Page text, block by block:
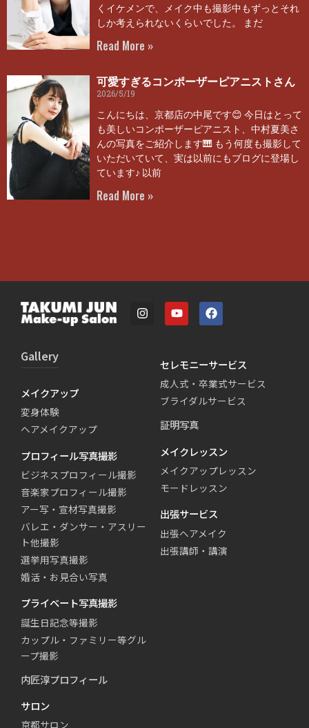
くイケメンで、メイク中も撮影中もずっとそれ
しか考えられないくらいでした。 まだ
Read More »
可愛すぎるコンポーザーピアニストさん
2026/5/19
こんにちは、京都店の中尾です😊 今日はとって
も美しいコンポーザーピアニスト、中村夏美さ
んの写真をご紹介します🎹 もう何度も撮影して
いただいていて、実は以前にもブログに登場し
ています♪ 以前
Read More »
Gallery
メイクアップ
変身体験
ヘアメイクアップ
プロフィール写真撮影
ビジネスプロフィール撮影
音楽家プロフィール撮影
アー写・宣材写真撮影
バレエ・ダンサー・アスリー
ト他撮影
選挙用写真撮影
婚活・お見合い写真
プライベート写真撮影
誕生日記念等撮影
カップル・ファミリー等グル
ープ撮影
セレモニーサービス
成人式・卒業式サービス
ブライダルサービス
証明写真
メイクレッスン
メイクアップレッスン
モードレッスン
出張サービス
出張ヘアメイク
出張講師・講演
内匠淳プロフィール
サロン
京都サロン